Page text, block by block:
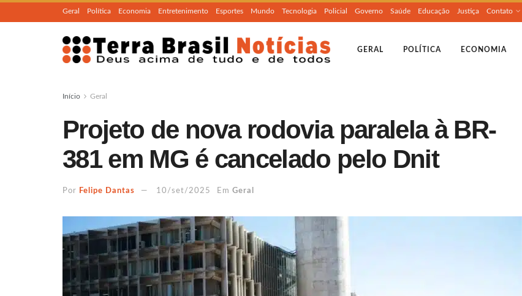
Geral Política Economia Entretenimento Esportes Mundo Tecnologia Policial Governo Saúde Educação Justiça Contato
GERAL POLÍTICA ECONOMIA
Início Geral
Projeto de nova rodovia paralela à BR-
381 em MG é cancelado pelo Dnit
Por Felipe Dantas 10/set/2025 Em Geral